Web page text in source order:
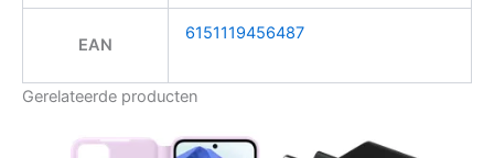
EAN
6151119456487
Gerelateerde producten